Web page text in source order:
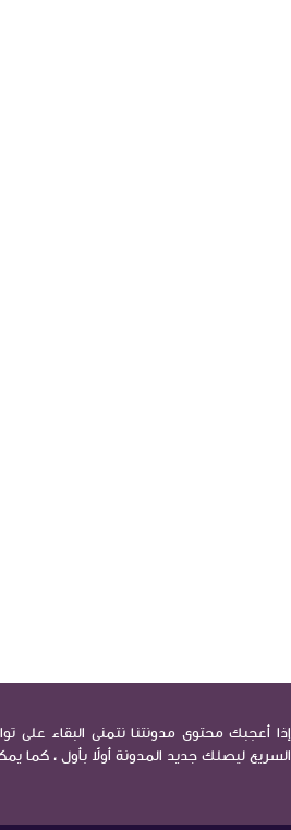
إذا أعجبك محتوى مدونتنا نتمنى البقاء على
السريع ليصلك جديد المدونة أولاً بأول ، كما